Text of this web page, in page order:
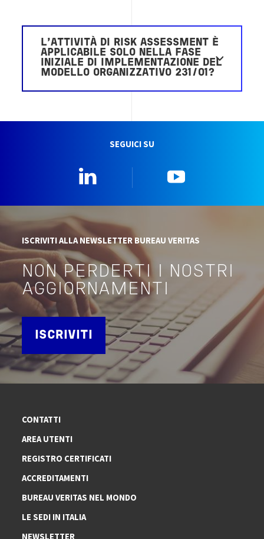
L’ATTIVITÀ DI RISK ASSESSMENT È
APPLICABILE SOLO NELLA FASE
INIZIALE DI IMPLEMENTAZIONE DEL
MODELLO ORGANIZZATIVO 231/01?
SEGUICI SU
ISCRIVITI ALLA NEWSLETTER BUREAU VERITAS
NON PERDERTI I NOSTRI
AGGIORNAMENTI
ISCRIVITI
CONTATTI
AREA UTENTI
REGISTRO CERTIFICATI
ACCREDITAMENTI
BUREAU VERITAS NEL MONDO
LE SEDI IN ITALIA
NEWSLETTER